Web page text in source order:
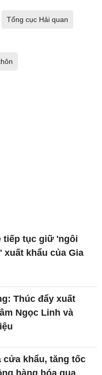
Tổng cục Hải quan
tiếp tục giữ 'ngôi
xuất khẩu của Gia
Thúc đẩy xuất
Ngọc Linh và
cửa khẩu, tăng tốc
hàng hóa qua